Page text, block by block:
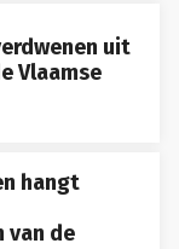
uit
Vlaamse
hangt
van de